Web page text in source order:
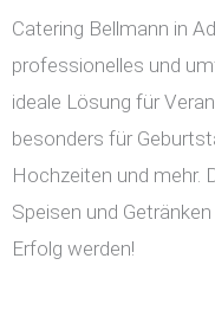
Catering Bellmann in
professionelles und
ideale Lösung für
besonders für
Hochzeiten und mehr.
Speisen und
Erfolg werden!